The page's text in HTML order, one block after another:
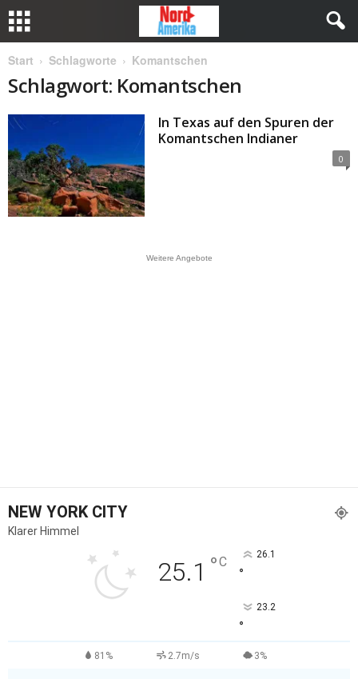
Start Schlagworte Komantschen
Schlagwort: Komantschen
In Texas auf den Spuren der
Komantschen Indianer
0
Weitere Angebote
NEW YORK CITY
Klarer Himmel
25.1 °C 26.1
°
23.2
°
81% 2.7m/s 3%